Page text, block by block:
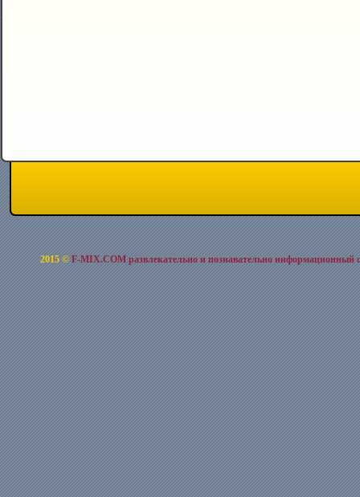
2015 ©F-MIX.COM развлекательно и познавательно информационный